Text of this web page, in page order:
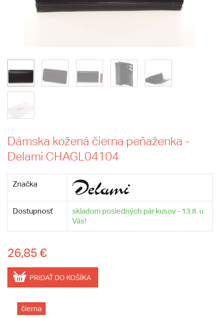
Dámska kožená čierna peňaženka -
Delami CHAGL04104
Značka
Dostupnosť
skladom posledných pár kusov - 13.8. u
Vás!
26,85 €
PRIDAŤ DO KOŠÍKA
čierna